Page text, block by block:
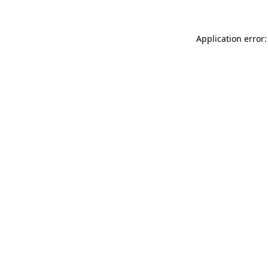
Application